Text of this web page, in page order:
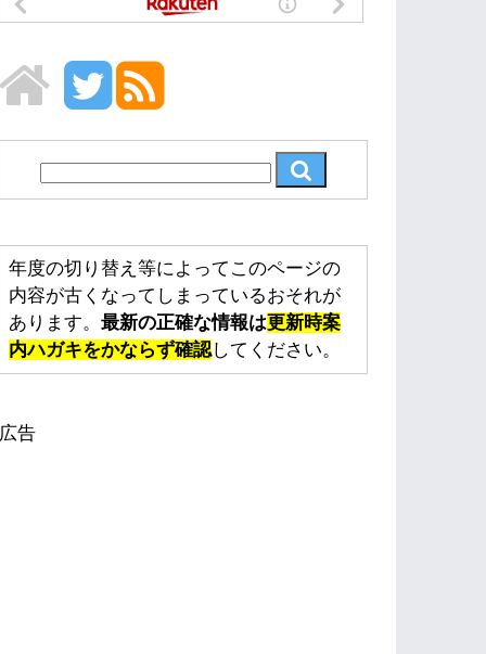
年度の切り替え等によってこのページの
内容が古くなってしまっているおそれが
あります。最新の正確な情報は更新時案
内ハガキをかならず確認してください。
広告